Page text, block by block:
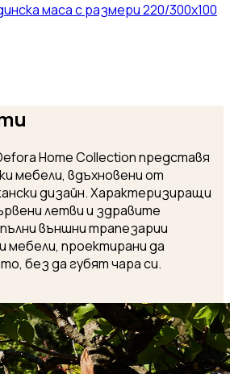
маса с размери 220/300x100
Home Collection представя
мебели, вдъхновени от
дизайн. Характеризиращи
летви и здравите
външни трапезарии
мебели, проектирани да
без да губят чара си.